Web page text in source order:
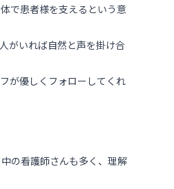
で患者様を支えるという意
がいれば自然と声を掛け合
が優しくフォローしてくれ
の看護師さんも多く、理解